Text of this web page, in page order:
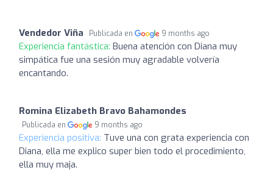
Vendedor Viña Publicada en 9 months ago
Experiencia fantástica: Buena atención con Diana muy
simpática fue una sesión muy agradable volvería
encantando.
Romina Elizabeth Bravo Bahamondes
Publicada en 9 months ago
Experiencia positiva: Tuve una con grata experiencia con
Diana, ella me explico super bien todo el procedimiento,
ella muy maja.